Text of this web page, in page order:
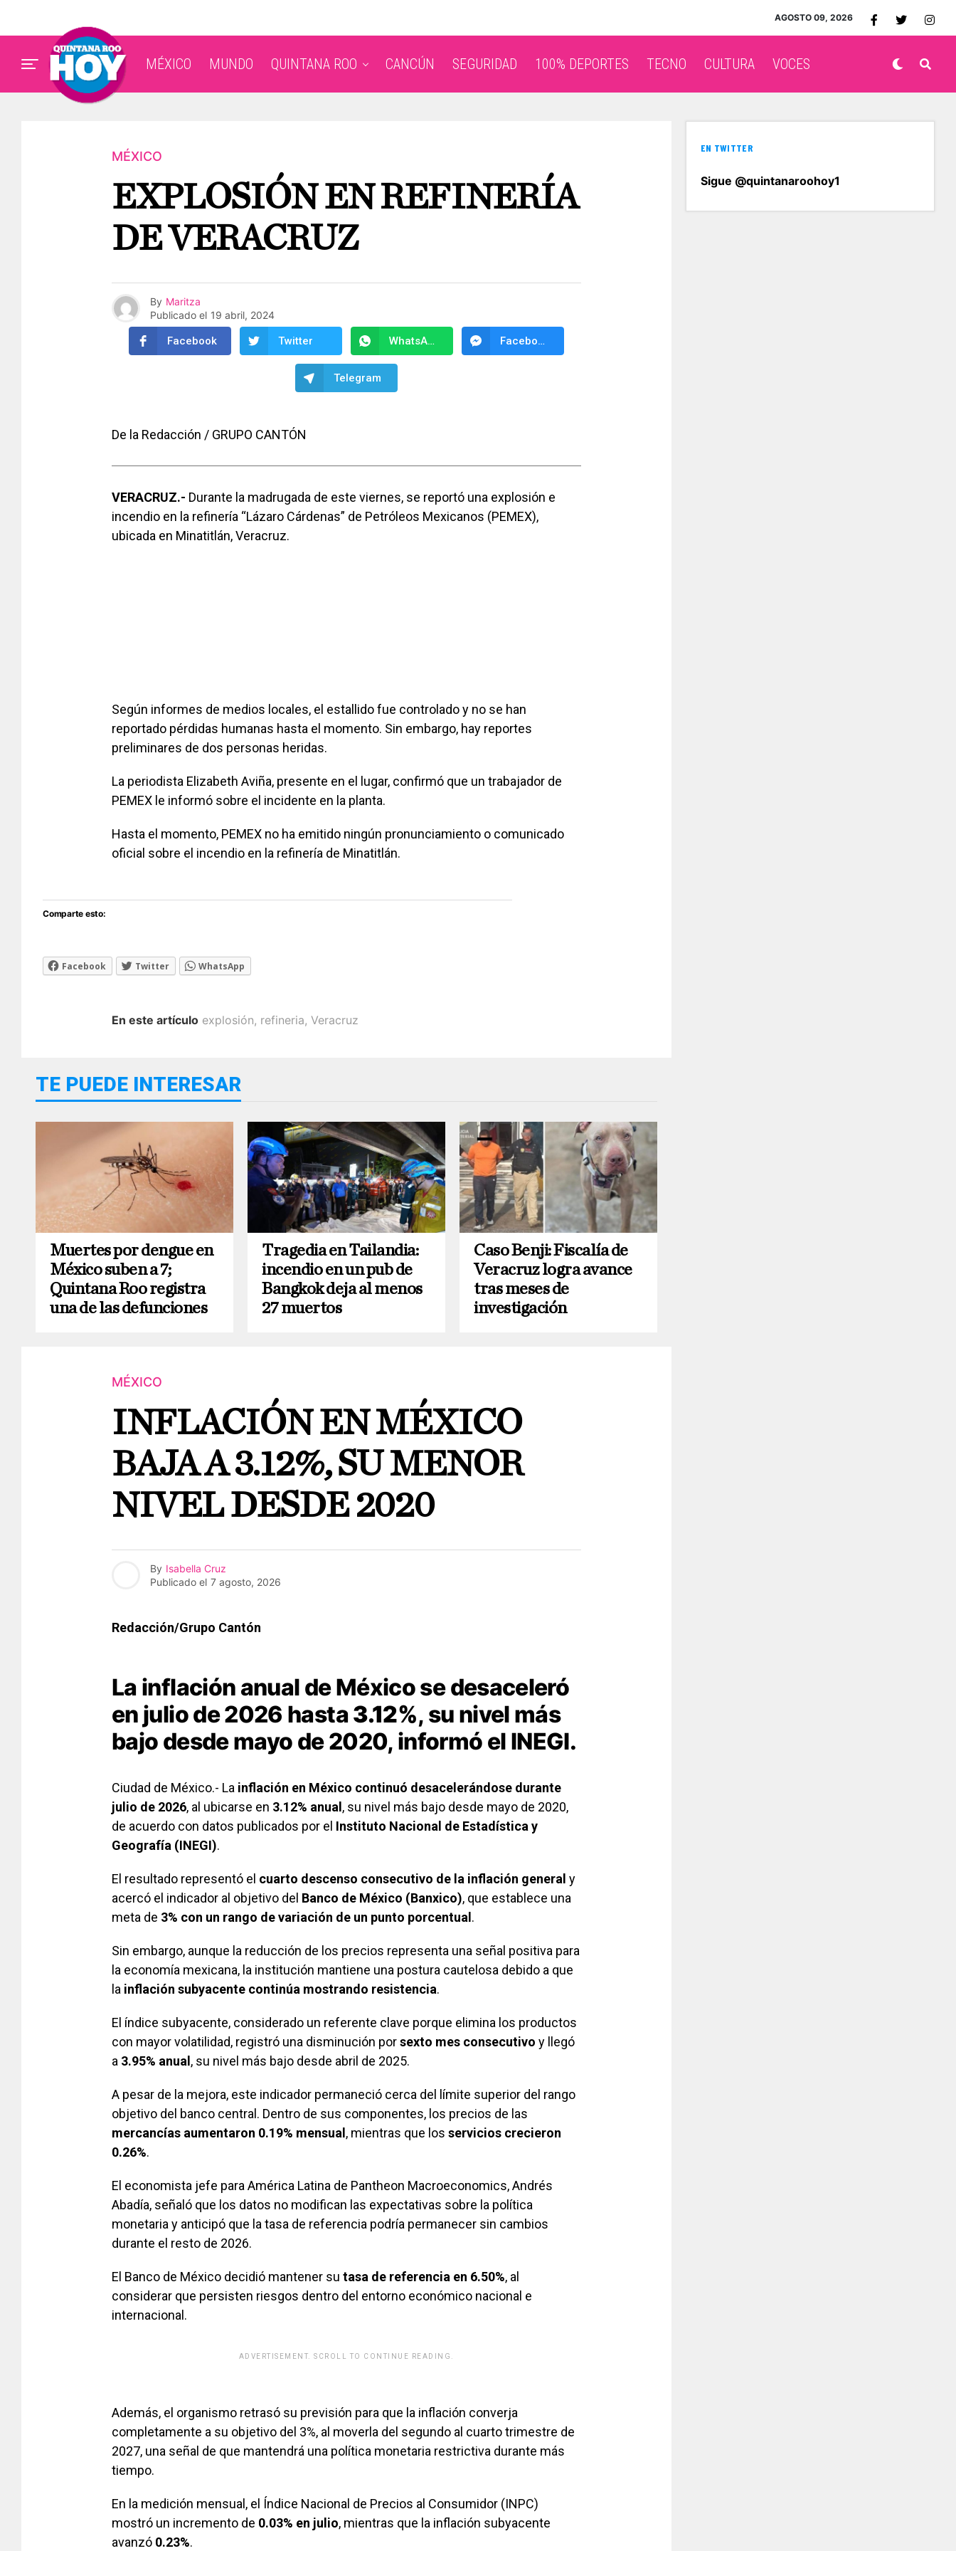
AGOSTO 09, 2026
MÉXICO MUNDO QUINTANA ROO CANCÚN SEGURIDAD 100% DEPORTES TECNO CULTURA VOCES
MÉXICO
EXPLOSIÓN EN REFINERÍA
DE VERACRUZ
By Maritza
Publicado el 19 abril, 2024
Facebook Twitter WhatsApp Facebook Messenger
Telegram
De la Redacción / GRUPO CANTÓN
VERACRUZ.- Durante la madrugada de este viernes, se reportó una explosión e
incendio en la refinería “Lázaro Cárdenas” de Petróleos Mexicanos (PEMEX),
ubicada en Minatitlán, Veracruz.
Según informes de medios locales, el estallido fue controlado y no se han
reportado pérdidas humanas hasta el momento. Sin embargo, hay reportes
preliminares de dos personas heridas.
La periodista Elizabeth Aviña, presente en el lugar, confirmó que un trabajador de
PEMEX le informó sobre el incidente en la planta.
Hasta el momento, PEMEX no ha emitido ningún pronunciamiento o comunicado
oficial sobre el incendio en la refinería de Minatitlán.
Comparte esto:
Facebook Twitter WhatsApp
En este artículo explosión, refineria, Veracruz
TE PUEDE INTERESAR
Muertes por dengue en
México suben a 7;
Quintana Roo registra
una de las defunciones
Tragedia en Tailandia:
incendio en un pub de
Bangkok deja al menos
27 muertos
Caso Benji: Fiscalía de
Veracruz logra avance
tras meses de
investigación
MÉXICO
INFLACIÓN EN MÉXICO
BAJA A 3.12%, SU MENOR
NIVEL DESDE 2020
By Isabella Cruz
Publicado el 7 agosto, 2026
Redacción/Grupo Cantón
La inflación anual de México se desaceleró
en julio de 2026 hasta3.12%, su nivel más
bajo desde mayo de 2020, informó el INEGI.
Ciudad de México.- La inflación en México continuó desacelerándose durante
julio de 2026, al ubicarse en 3.12% anual , su nivel más bajo desde mayo de 2020,
de acuerdo con datos publicados por el Instituto Nacional de Estadística y
Geografía (INEGI).
El resultado representó el cuarto descenso consecutivo de la inflación general y
acercó el indicador al objetivo del Banco de México (Banxico), que establece una
meta de 3% con un rango de variación de un punto porcentual .
Sin embargo, aunque la reducción de los precios representa una señal positiva para
la economía mexicana, la institución mantiene una postura cautelosa debido a que
la inflación subyacente continúa mostrando resistencia.
El índice subyacente, considerado un referente clave porque elimina los productos
con mayor volatilidad, registró una disminución porsexto mes consecutivo y llegó
a 3.95% anual , su nivel más bajo desde abril de 2025.
A pesar de la mejora, este indicador permaneció cerca del límite superior del rango
objetivo del banco central. Dentro de sus componentes, los precios de las
mercancías aumentaron 0.19% mensual , mientras que los servicios crecieron
0.26%.
El economista jefe para América Latina de Pantheon Macroeconomics, Andrés
Abadía, señaló que los datos no modifican las expectativas sobre la política
monetaria y anticipó que la tasa de referencia podría permanecer sin cambios
durante el resto de 2026.
El Banco de México decidió mantener su tasa de referencia en 6.50%, al
considerar que persisten riesgos dentro del entorno económico nacional e
internacional.
ADVERTISEMENT. SCROLL TO CONTINUE READING.
Además, el organismo retrasó su previsión para que la inflación converja
completamente a su objetivo del 3%, al moverla del segundo al cuarto trimestre de
2027, una señal de que mantendrá una política monetaria restrictiva durante más
tiempo.
En la medición mensual, el Índice Nacional de Precios al Consumidor (INPC)
mostró un incremento de 0.03% en julio, mientras que la inflación subyacente
avanzó 0.23%.
EN TWITTER
Sigue @quintanaroohoy1